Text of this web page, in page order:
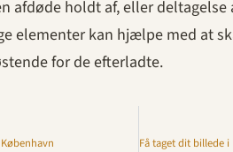
afdøde holdt af, eller
elementer kan hjælpe med at
for de efterladte.